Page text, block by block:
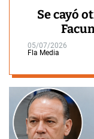
Se cayó
05/07/2026
Fla Media